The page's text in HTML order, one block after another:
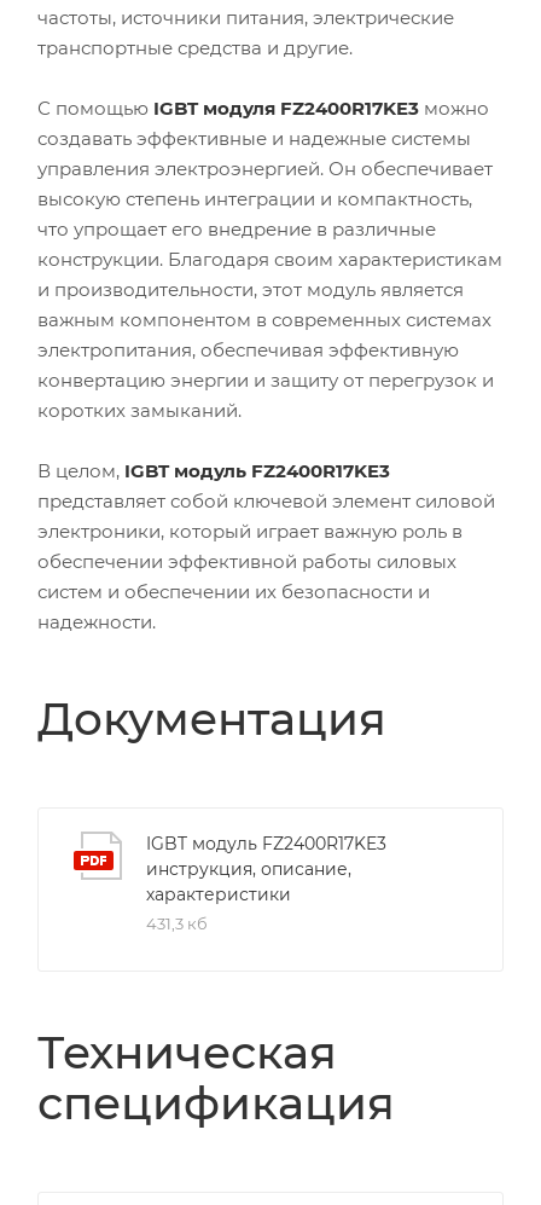
частоты, источники питания, электрические
транспортные средства и другие.
С помощью IGBT модуля FZ2400R17KE3 можно
создавать эффективные и надежные системы
управления электроэнергией. Он обеспечивает
высокую степень интеграции и компактность,
что упрощает его внедрение в различные
конструкции. Благодаря своим характеристикам
и производительности, этот модуль является
важным компонентом в современных системах
электропитания, обеспечивая эффективную
конвертацию энергии и защиту от перегрузок и
коротких замыканий.
В целом, IGBT модуль FZ2400R17KE3
представляет собой ключевой элемент силовой
электроники, который играет важную роль в
обеспечении эффективной работы силовых
систем и обеспечении их безопасности и
надежности.
Документация
IGBT модуль FZ2400R17KE3
инструкция, описание,
характеристики
431,3 кб
Техническая
спецификация